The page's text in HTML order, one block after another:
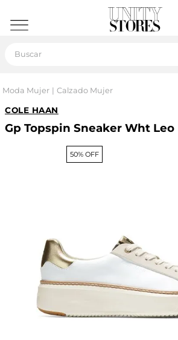
Moda Mujer Calzado Mujer
COLE HAAN
Gp Topspin Sneaker Wht Leo
50% OFF